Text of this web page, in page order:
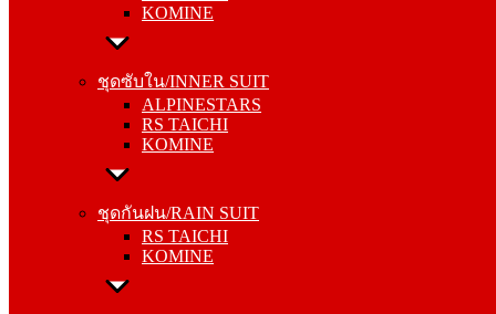
KOMINE
ชุดซับใน/INNER SUIT
ALPINESTARS
RS TAICHI
KOMINE
ชุดกันฝน/RAIN SUIT
RS TAICHI
KOMINE
ชุดซับใน/INNER SUIT
RS TAICHI
KOMINE
ชุดกันฝน/RAIN SUIT
KOMINE
แว่น/GOGGLE&SUNGLASS